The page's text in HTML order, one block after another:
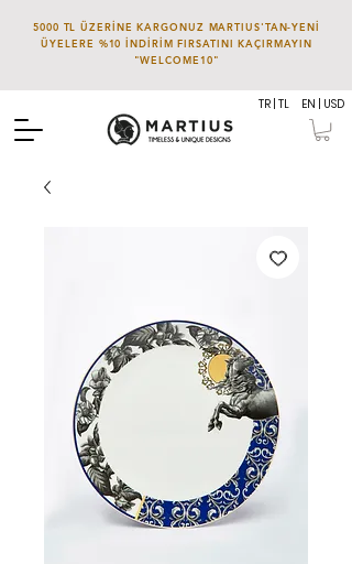
TR | TL EN | USD
5000 TL ÜZERİNE KARGONUZ MARTIUS'TAN-YENİ
ÜYELERE %10 İNDİRİM FIRSATINI KAÇIRMAYIN
"WELCOME10"